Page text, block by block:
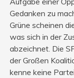
Gedanken zu
Grüne scheinen
was sich in der
abzeichnet. Die
der Großen
kenne keine